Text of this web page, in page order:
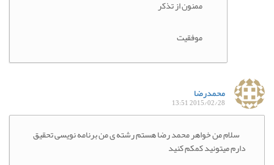
ممنون از تذکر
موفقیت
محمدرضا
2015/02/28 13:51
سلام من خواهر محمد رضا هستم رشته ی من برنامه نویسی تحقیق
دارم میتونید کمکم کنید